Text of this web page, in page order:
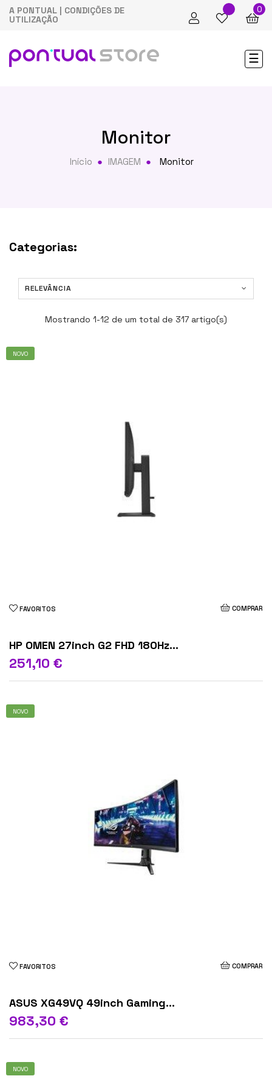
A PONTUAL | CONDIÇÕES DE
UTILIZAÇÃO
0
☰
Monitor
Início IMAGEM Monitor
Categorias:
RELEVÂNCIA
Mostrando 1-12 de um total de 317 artigo(s)
NOVO
FAVORITOS COMPRAR
HP OMEN 27inch G2 FHD 180Hz...
251,10 €
NOVO
FAVORITOS COMPRAR
ASUS XG49VQ 49inch Gaming...
983,30 €
NOVO